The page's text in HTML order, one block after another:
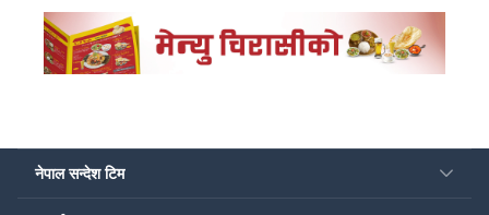
नेपाल सन्देश टिम